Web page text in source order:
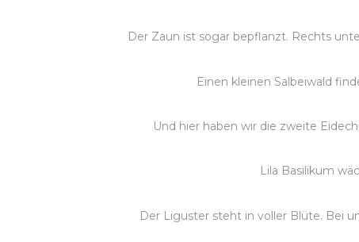
Der Zaun ist sogar bepflanzt. Rechts
Einen kleinen Salbeiwald
Und hier haben wir die zweite
Lila Basilikum
Der Liguster steht in voller Blüte. Bei